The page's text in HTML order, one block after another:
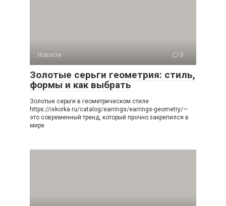
Новости 0
Золотые серьги геометрия: стиль,
формы и как выбрать
Золотые серьги в геометрическом стиле
https://iskorka.ru/catalog/earrings/earrings-geometry/—
это современный тренд, который прочно закрепился в
мире